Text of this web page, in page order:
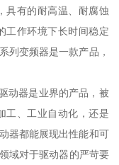
具有的耐高温、耐腐蚀
工作环境下长时间稳定
列变频器是一款产品，
器是业界的产品，被
工、工业自动化，还是
器都能展现出性能和可
域对于驱动器的严苛要